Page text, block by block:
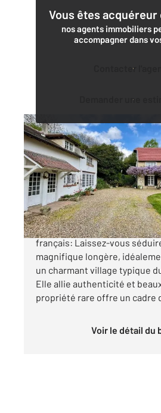
Vous êtes acquéreur
nos agents immobiliers
accompagner dans
Contacter
Demander une
VALLANGOUJARD 95
321,15 m2, 10 pièces
Ref : 524
Maison à vendre
799 000 €
Superbe demeure de charme
français: Laissez-vous
magnifique longère,
un charmant village typique
Elle allie authenticité et
propriété rare offre un cadre
Voir le détail du